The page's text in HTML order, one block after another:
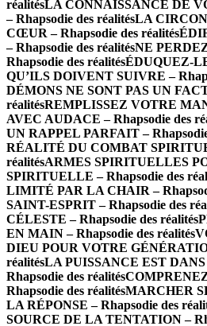
réalitésLA CONNAISSANCE DE
– Rhapsodie des réalitésLA
CŒUR – Rhapsodie des réalités
– Rhapsodie des réalitésNE
Rhapsodie des réalitésÉDUQUEZ-
QU’ILS DOIVENT SUIVRE –
DÉMONS NE SONT PAS UN
réalitésREMPLISSEZ VOTRE
AVEC AUDACE – Rhapsodie des
UN RAPPEL PARFAIT –
RÉALITÉ DU COMBAT
réalitésARMES SPIRITUELLES
SPIRITUELLE – Rhapsodie des
LIMITÉ PAR LA CHAIR –
SAINT-ESPRIT – Rhapsodie des
CÉLESTE – Rhapsodie des réalités
EN MAIN – Rhapsodie des réalités
DIEU POUR VOTRE
réalitésLA PUISSANCE EST
Rhapsodie des réalités
Rhapsodie des réalitésMARCHER
LA RÉPONSE – Rhapsodie des
SOURCE DE LA TENTATION –